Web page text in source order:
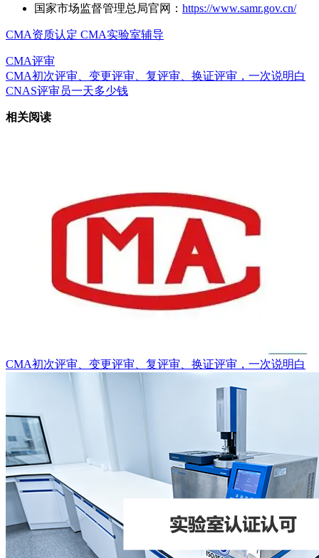
国家市场监督管理总局官网： https://www.samr.gov.cn/
CMA资质认定 CMA实验室辅导
CMA评审
CMA初次评审、变更评审、复评审、换证评审，一次说明白
CNAS评审员一天多少钱
相关阅读
CMA初次评审、变更评审、复评审、换证评审，一次说明白